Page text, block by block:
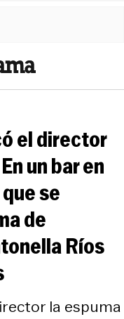
el director
un bar en
se
de
Ríos
la espuma